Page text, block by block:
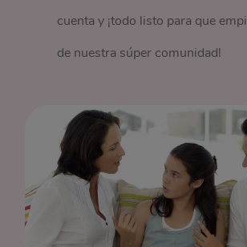
cuenta y ¡todo listo para que
de nuestra súper comunidad!